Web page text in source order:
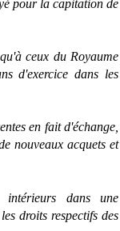
pour la capitation de
ceux du Royaume
d'exercice dans les
en fait d'échange,
nouveaux acquets et
dans une
droits respectifs des